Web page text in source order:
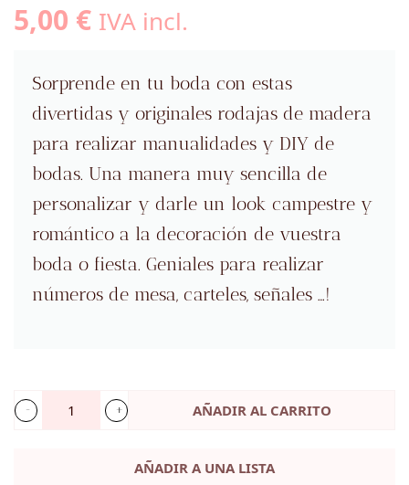
5,00 € IVA incl.
Sorprende en tu boda con estas
divertidas y originales rodajas de madera
para realizar manualidades y DIY de
bodas. Una manera muy sencilla de
personalizar y darle un look campestre y
romántico a la decoración de vuestra
boda o fiesta. Geniales para realizar
números de mesa, carteles, señales …!
5
AÑADIR AL CARRITO
AÑADIR A UNA LISTA